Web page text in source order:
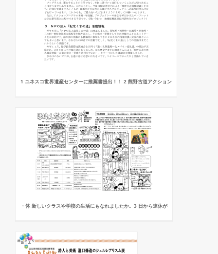
1 ユネスコ世界遺産センターに推薦書提出！！ 2 熊野古道アクション
・体 新しいクラスや学校の生活にもなれましたか。3 日から連休が